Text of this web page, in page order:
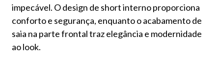
impecável. O design de short interno proporciona
conforto e segurança, enquanto o acabamento de
saia na parte frontal traz elegância e modernidade
ao look.